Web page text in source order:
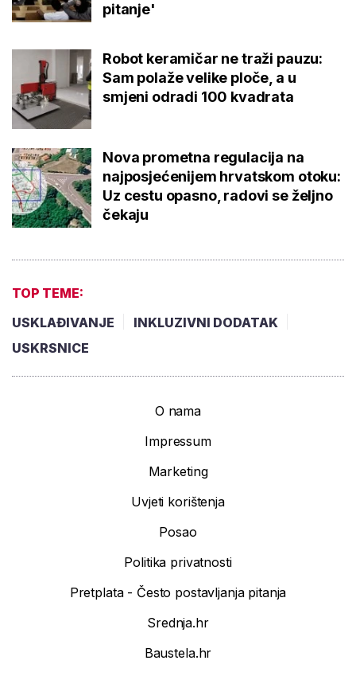
pitanje'
Robot keramičar ne traži pauzu:
Sam polaže velike ploče, a u
smjeni odradi 100 kvadrata
Nova prometna regulacija na
najposjećenijem hrvatskom otoku:
Uz cestu opasno, radovi se željno
čekaju
TOP TEME:
USKLAĐIVANJE
INKLUZIVNI DODATAK
USKRSNICE
O nama
Impressum
Marketing
Uvjeti korištenja
Posao
Politika privatnosti
Pretplata - Često postavljanja pitanja
Srednja.hr
Baustela.hr